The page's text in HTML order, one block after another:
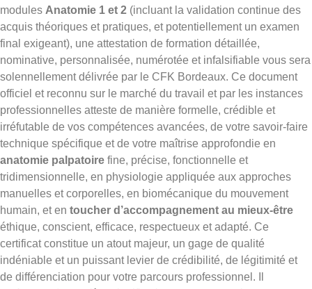
modules Anatomie 1 et 2 (incluant la validation continue des
acquis théoriques et pratiques, et potentiellement un examen
final exigeant), une attestation de formation détaillée,
nominative, personnalisée, numérotée et infalsifiable vous sera
solennellement délivrée par le CFK Bordeaux. Ce document
officiel et reconnu sur le marché du travail et par les instances
professionnelles atteste de manière formelle, crédible et
irréfutable de vos compétences avancées, de votre savoir-faire
technique spécifique et de votre maîtrise approfondie en
anatomie palpatoire fine, précise, fonctionnelle et
tridimensionnelle, en physiologie appliquée aux approches
manuelles et corporelles, en biomécanique du mouvement
humain, et en toucher d’accompagnement au mieux-être
éthique, conscient, efficace, respectueux et adapté. Ce
certificat constitue un atout majeur, un gage de qualité
indéniable et un puissant levier de crédibilité, de légitimité et
de différenciation pour votre parcours professionnel. Il